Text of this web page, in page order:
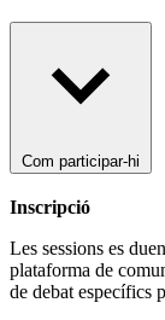
Com participar-hi
Inscripció
Les sessions es
plataforma de
de debat específics